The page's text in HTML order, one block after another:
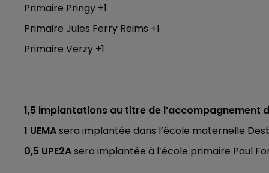
Primaire Pringy +1
Primaire Jules Ferry Reims +1
Primaire Verzy +1
1,5 implantations au titre de l’accompagnement
1 UEMAsera implantée dans l’école maternelle
0,5 UPE2Asera implantée à l’école primaire Paul